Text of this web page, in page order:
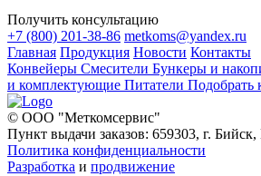
Получить консультацию
+7 (800) 201-38-86 metkoms@yandex.ru
Главная Продукция Новости Контакты
Конвейеры Смесители Бункеры и
и комплектующие Питатели Подобрать
© ООО "Меткомсервис"
Пункт выдачи заказов: 659303, г.
Политика конфиденциальности
Разработка и продвижение